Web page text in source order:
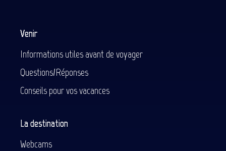
Venir
Informations utiles avant de voyager
Questions/Réponses
Conseils pour vos vacances
La destination
Webcams